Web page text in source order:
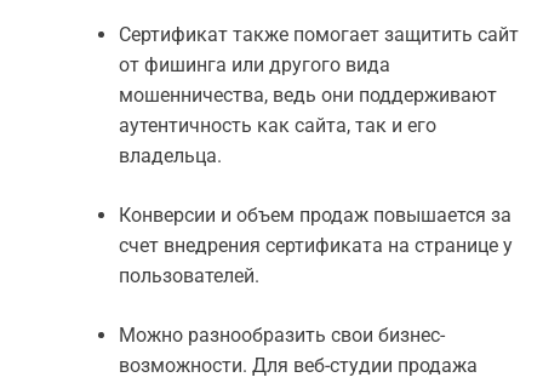
Сертификат также помогает защитить сайт
от фишинга или другого вида
мошенничества, ведь они поддерживают
аутентичность как сайта, так и его
владельца.
Конверсии и объем продаж повышается за
счет внедрения сертификата на странице у
пользователей.
Можно разнообразить свои бизнес-
возможности. Для веб-студии продажа